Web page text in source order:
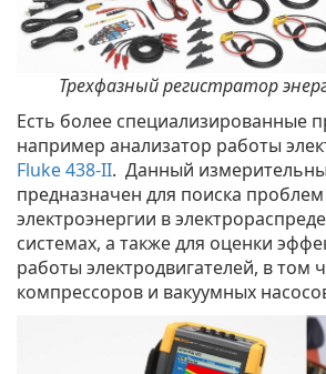
Трехфазный регистратор
Есть более специализированные
например анализатор работы
Fluke 438-II. Данный
предназначен для поиска проблем
электроэнергии в
системах, а также для оценки
работы электродвигателей, в том
компрессоров и вакуумных